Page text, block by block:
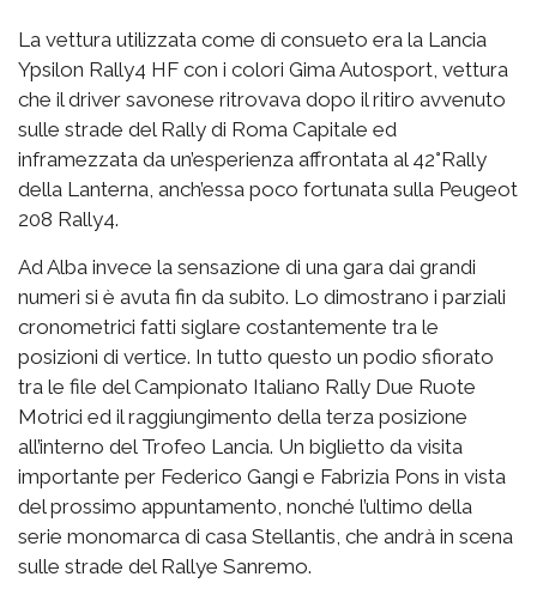
La vettura utilizzata come di consueto era la Lancia
Ypsilon Rally4 HF con i colori Gima Autosport, vettura
che il driver savonese ritrovava dopo il ritiro avvenuto
sulle strade del Rally di Roma Capitale ed
inframezzata da un’esperienza affrontata al 42°Rally
della Lanterna, anch’essa poco fortunata sulla Peugeot
208 Rally4.
Ad Alba invece la sensazione di una gara dai grandi
numeri si è avuta fin da subito. Lo dimostrano i parziali
cronometrici fatti siglare costantemente tra le
posizioni di vertice. In tutto questo un podio sfiorato
tra le file del Campionato Italiano Rally Due Ruote
Motrici ed il raggiungimento della terza posizione
all’interno del Trofeo Lancia. Un biglietto da visita
importante per Federico Gangi e Fabrizia Pons in vista
del prossimo appuntamento, nonché l’ultimo della
serie monomarca di casa Stellantis, che andrà in scena
sulle strade del Rallye Sanremo.